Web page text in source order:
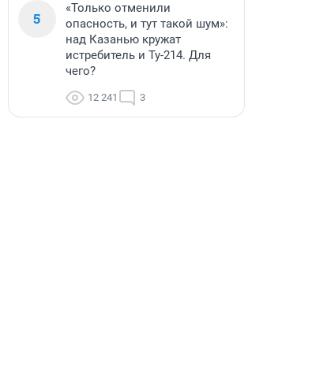
5
«Только отменили
опасность, и тут такой шум»:
над Казанью кружат
истребитель и Ту-214. Для
чего?
12 241 3